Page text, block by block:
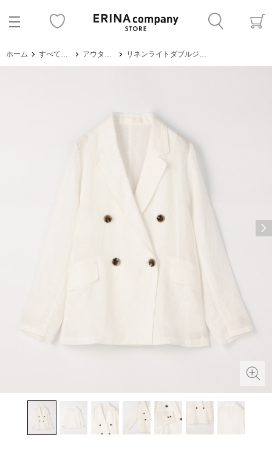
ホーム すべてのアイテム アウター・ジャケット リネンライトダブルジャケット